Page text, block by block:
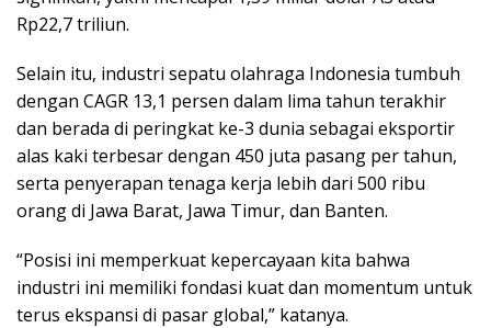
Rp22,7 triliun.
Selain itu, industri sepatu olahraga Indonesia tumbuh
dengan CAGR 13,1 persen dalam lima tahun terakhir
dan berada di peringkat ke-3 dunia sebagai eksportir
alas kaki terbesar dengan 450 juta pasang per tahun,
serta penyerapan tenaga kerja lebih dari 500 ribu
orang di Jawa Barat, Jawa Timur, dan Banten.
“Posisi ini memperkuat kepercayaan kita bahwa
industri ini memiliki fondasi kuat dan momentum untuk
terus ekspansi di pasar global,” katanya.